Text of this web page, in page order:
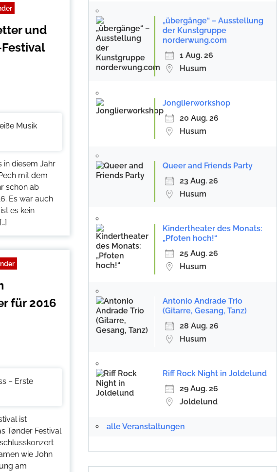
und
in diesem Jahr
mit dem
schon ab
Es war auch
es kein
für 2016
ist
Tønder Festival
wie John
am
„übergänge“ – Ausstellung
der Kunstgruppe
norderwung.com
1 Aug. 26
Husum
Jonglierworkshop
20 Aug. 26
Husum
Queer and Friends Party
23 Aug. 26
Husum
Kindertheater des Monats:
„Pfoten hoch!“
25 Aug. 26
Husum
Antonio Andrade Trio
(Gitarre, Gesang, Tanz)
28 Aug. 26
Husum
Riff Rock Night in Joldelund
29 Aug. 26
Joldelund
alle Veranstaltungen